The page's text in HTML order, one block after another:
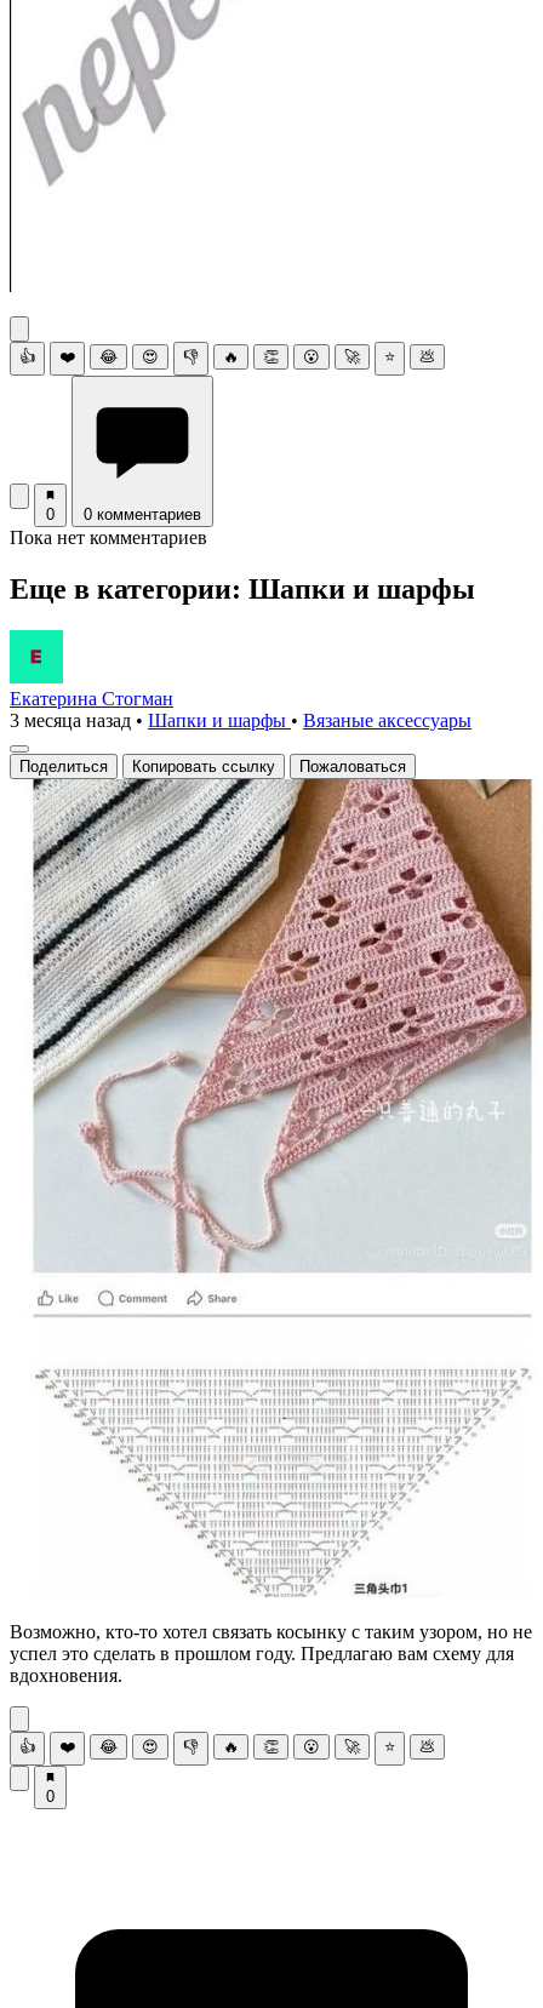
👍 ❤️ 😂 😍 👎 🔥 👏 😮 🚀 ⭐ 💩
0 0 комментариев
Пока нет комментариев
Еще в категории: Шапки и шарфы
Екатерина Стогман
3 месяца назад • Шапки и шарфы • Вязаные аксесcуары
Поделиться Копировать ссылку Пожаловаться
Возможно, кто-то хотел связать косынку с таким узором, но не
успел это сделать в прошлом году. Предлагаю вам схему для
вдохновения.
👍 ❤️ 😂 😍 👎 🔥 👏 😮 🚀 ⭐ 💩
0